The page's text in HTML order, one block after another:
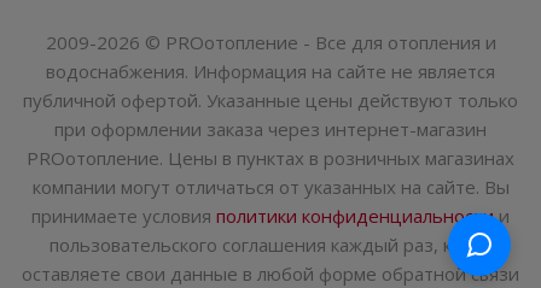
2009-2026 © PROотопление - Все для отопления и
водоснабжения. Информация на сайте не является
публичной офертой. Указанные цены действуют только
при оформлении заказа через интернет-магазин
PROотопление. Цены в пунктах в розничных магазинах
компании могут отличаться от указанных на сайте. Вы
принимаете условия политики конфиденциальностии
пользовательского соглашения каждый раз, когда
оставляете свои данные в любой форме обратной связи